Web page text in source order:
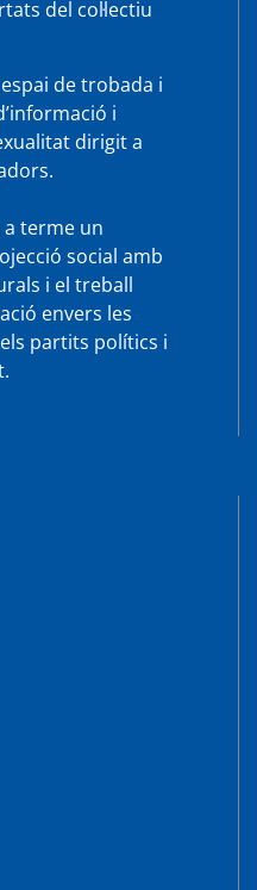
del col·lectiu
de trobada i
i
dirigit a
terme un
social amb
i el treball
envers les
partits polítics i